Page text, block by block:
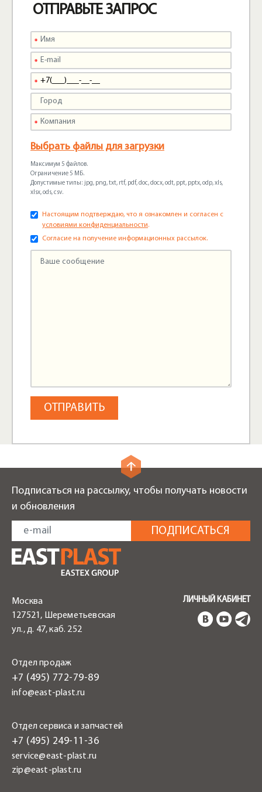
ОТПРАВЬТЕ ЗАПРОС
Выбрать файлы для загрузки
Максимум 5 файлов.
Ограничение 5 МБ.
Допустимые типы: jpg, png, txt, rtf, pdf, doc, docx, odt, ppt, pptx, odp, xls,
xlsx, ods, csv.
Настоящим подтверждаю, что я ознакомлен и согласен с
условиями конфиденциальности.
Согласие на получение информационных рассылок.
Подписаться на рассылку, чтобы получать новости
и обновления
Москва
127521, Шереметьевская
ул., д. 47, каб. 252
Отдел продаж
+7 (495) 772-79-89
info@east-plast.ru
Отдел сервиса и запчастей
+7 (495) 249-11-36
service@east-plast.ru
zip@east-plast.ru
ЛИЧНЫЙ КАБИНЕТ